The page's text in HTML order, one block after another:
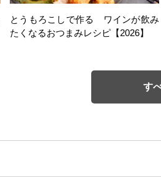
とうもろこしで作る ワインが飲み
たくなるおつまみレシピ【2026】
す